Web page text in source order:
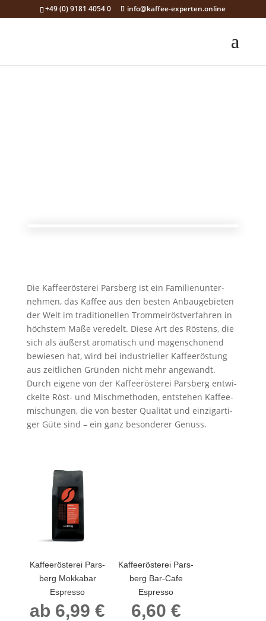
+49 (0) 9181 4054 0 info@kaffee-experten.online
Die Kaf­fee­rös­te­rei Pars­berg ist ein Fami­li­en­un­ter­
neh­men, das Kaffee aus den bes­ten Anbau­ge­bie­ten
der Welt im tra­di­tio­nel­len Trom­mel­rös­t­ver­fah­ren in
höchs­tem Maße ver­edelt. Die­se Art des Rös­tens, die
sich als äußerst aro­ma­tisch und magen­scho­nend
bewie­sen hat, wird bei indus­tri­el­ler Kaf­fee­rös­tung
aus zeit­li­chen Grün­den nicht mehr ange­wandt.
Durch eige­ne von der Kaf­fee­rös­te­rei Pars­berg ent­wi­
ckel­te Röst- und Mischme­tho­den, ent­ste­hen Kaf­fee­
mi­schun­gen, die von bes­ter Qua­li­tät und ein­zig­ar­ti­
ger Güte sind – ein ganz beson­de­rer Genuss.
Kaf­fee­rös­te­rei Pars­
berg Mok­ka­bar
Espresso
ab 6,99€
Kaf­fee­rös­te­rei Pars­
berg Bar-Cafe
Espresso
6,60 €